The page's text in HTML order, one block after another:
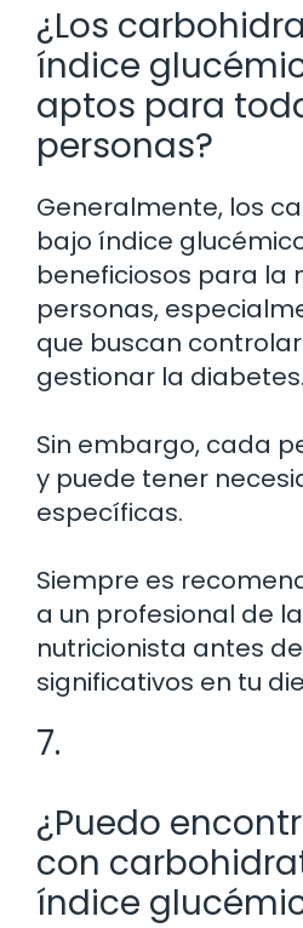
¿Los
índice
aptos para
personas?
Generalmente, los
bajo índice
beneficiosos para la
personas,
que buscan
gestionar la diabetes.
Sin embargo, cada
y puede tener
específicas.
Siempre es
a un profesional de
nutricionista antes
significativos en tu
7.
¿Puedo
con
índice